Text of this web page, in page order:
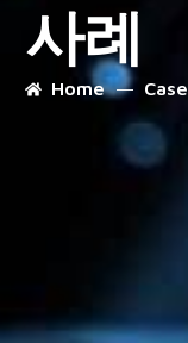
사례
Home Case